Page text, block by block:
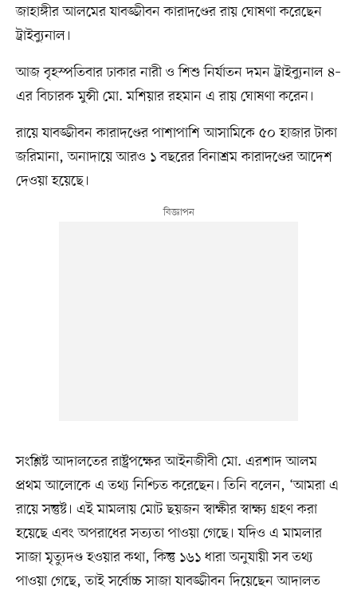
জাহাঙ্গীর আলমের যাবজ্জীবন কারাদণ্ডের রায় ঘোষণা করেছেন
ট্রাইব্যুনাল।
আজ বৃহস্পতিবার ঢাকার নারী ও শিশু নির্যাতন দমন ট্রাইব্যুনাল ৪–
এর বিচারক মুন্সী মো. মশিয়ার রহমান এ রায় ঘোষণা করেন।
রায়ে যাবজ্জীবন কারাদণ্ডের পাশাপাশি আসামিকে ৫০ হাজার টাকা
জরিমানা, অনাদায়ে আরও ১ বছরের বিনাশ্রম কারাদণ্ডের আদেশ
দেওয়া হয়েছে।
সংশ্লিষ্ট আদালতের রাষ্ট্রপক্ষের আইনজীবী মো. এরশাদ আলম
প্রথম আলোকে এ তথ্য নিশ্চিত করেছেন। তিনি বলেন, ‘আমরা এ
রায়ে সন্তুষ্ট। এই মামলায় মোট ছয়জন স্বাক্ষীর স্বাক্ষ্য গ্রহণ করা
হয়েছে এবং অপরাধের সত্যতা পাওয়া গেছে। যদিও এ মামলার
সাজা মৃত্যুদণ্ড হওয়ার কথা, কিন্তু ১৬১ ধারা অনুযায়ী সব তথ্য
পাওয়া গেছে, তাই সর্বোচ্চ সাজা যাবজ্জীবন দিয়েছেন আদালত